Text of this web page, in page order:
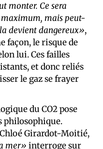
monter. Ce sera
mais peut-
devient dangereux»,
façon, le risque de
lui. Ces failles
et donc reliés
le gaz se frayer
du CO2 pose
philosophique.
Girardot-Moitié,
mer» interroge sur